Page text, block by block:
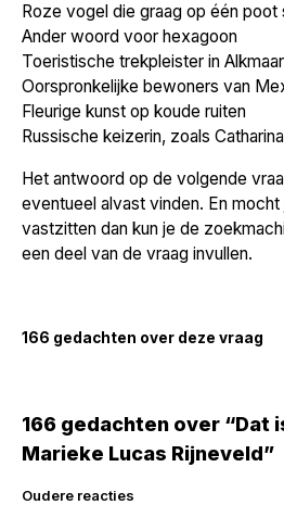
Roze vogel die graag op één poot
Ander woord voor hexagoon
Toeristische trekpleister in Alkmaar
Oorspronkelijke bewoners van
Fleurige kunst op koude ruiten
Russische keizerin, zoals
Het antwoord op de volgende
eventueel alvast vinden. En
vastzitten dan kun je de
een deel van de vraag invullen.
166 gedachten over deze vraag
166 gedachten over “Dat
Marieke Lucas Rijneveld”
Reacties
Oudere reacties